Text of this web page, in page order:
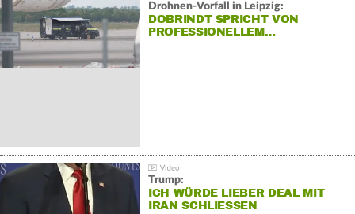
Drohnen-Vorfall in Leipzig:
DOBRINDT SPRICHT VON
PROFESSIONELLEM…
Trump:
ICH WÜRDE LIEBER DEAL MIT
IRAN SCHLIESSEN